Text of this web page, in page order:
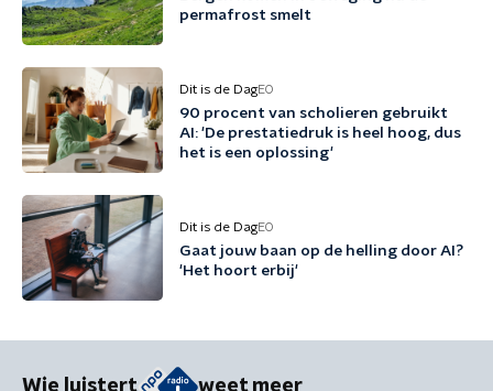
permafrost smelt
Dit is de DagEO
90 procent van scholieren gebruikt
AI: 'De prestatiedruk is heel hoog, dus
het is een oplossing'
Dit is de DagEO
Gaat jouw baan op de helling door AI?
'Het hoort erbij'
Wie luistert weet meer